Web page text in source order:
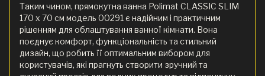
Таким чином, прямокутна ванна Polimat CLASSIC SLIM
170 x 70 см модель 00291 є надійним і практичним
рішенням для облаштування ванної кімнати. Вона
поєднує комфорт, функціональність та стильний
дизайн, що робить її оптимальним вибором для
користувачів, які прагнуть створити зручний та